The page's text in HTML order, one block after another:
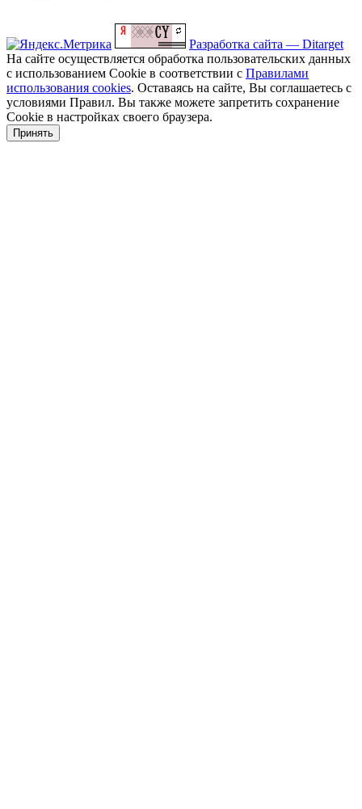
Разработка сайта — Ditarget
На сайте осуществляется обработка пользовательских данных
с использованием Cookie в соответствии с Правилами
использования cookies. Оставаясь на сайте, Вы соглашаетесь с
условиями Правил. Вы также можете запретить сохранение
Cookie в настройках своего браузера.
Принять